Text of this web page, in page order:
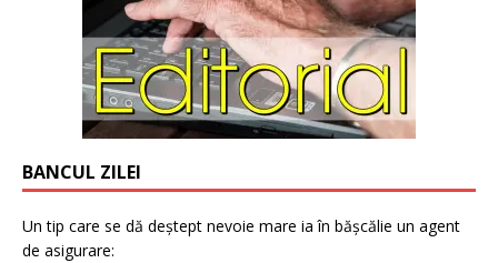
BANCUL ZILEI
Un tip care se dă deștept nevoie mare ia în bășcălie un agent
de asigurare: